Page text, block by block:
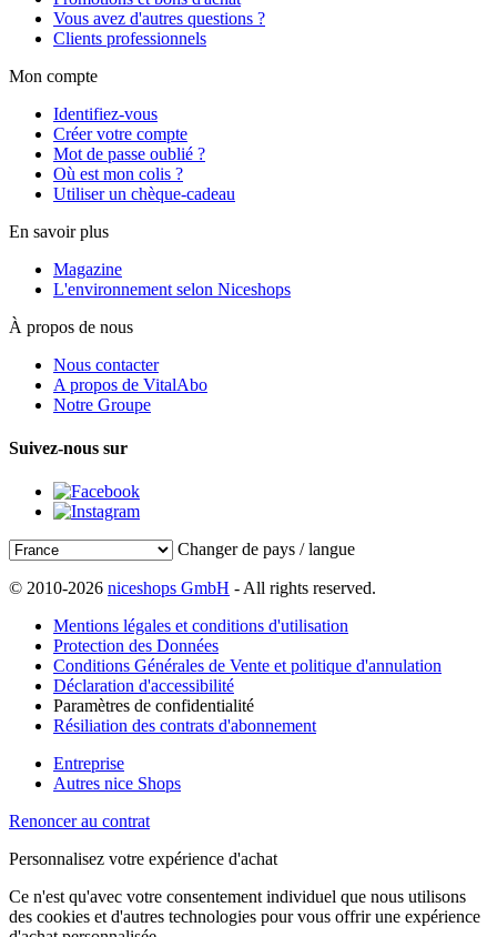
Vous avez d'autres questions ?
Clients professionnels
Mon compte
Identifiez-vous
Créer votre compte
Mot de passe oublié ?
Où est mon colis ?
Utiliser un chèque-cadeau
En savoir plus
Magazine
L'environnement selon Niceshops
À propos de nous
Nous contacter
A propos de VitalAbo
Notre Groupe
Suivez-nous sur
Changer de pays / langue
© 2010-2026 niceshops GmbH - All rights reserved.
Mentions légales et conditions d'utilisation
Protection des Données
Conditions Générales de Vente et politique d'annulation
Déclaration d'accessibilité
Paramètres de confidentialité
Résiliation des contrats d'abonnement
Entreprise
Autres nice Shops
Renoncer au contrat
Personnalisez votre expérience d'achat
Ce n'est qu'avec votre consentement individuel que nous utilisons
des cookies et d'autres technologies pour vous offrir une expérience